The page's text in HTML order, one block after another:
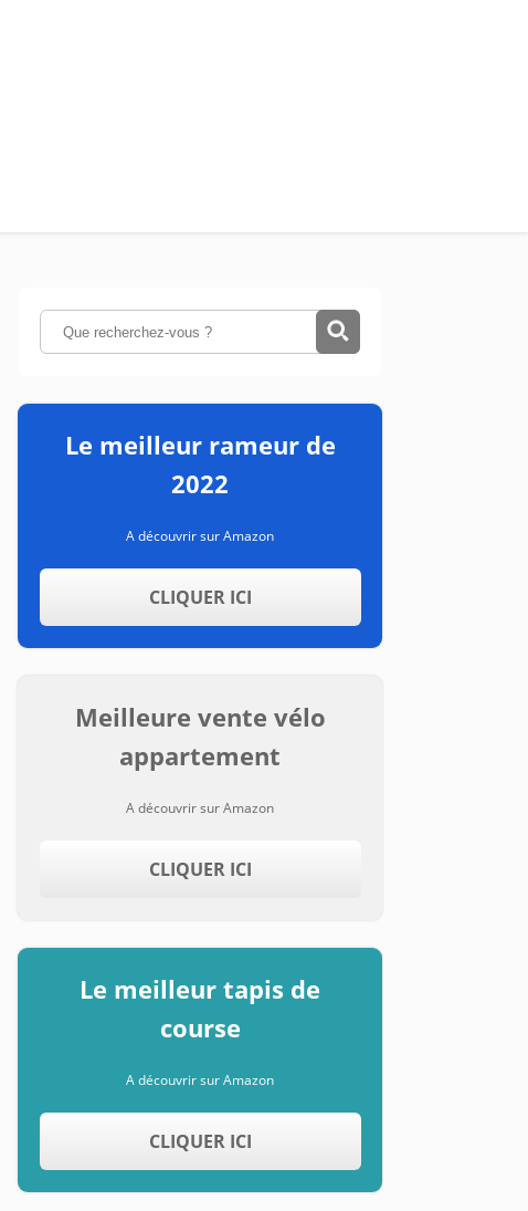
Le meilleur rameur de
2022
A découvrir sur Amazon
CLIQUER ICI
Meilleure vente vélo
appartement
A découvrir sur Amazon
CLIQUER ICI
Le meilleur tapis de
course
A découvrir sur Amazon
CLIQUER ICI